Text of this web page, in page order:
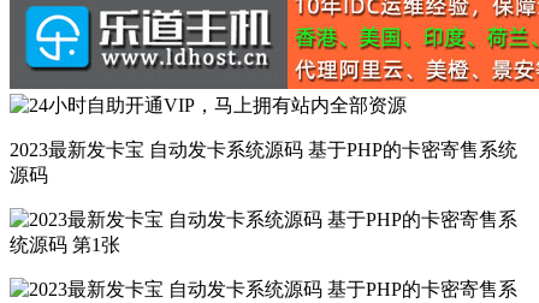
2023最新发卡宝 自动发卡系统源码 基于PHP的卡密寄售系统
源码